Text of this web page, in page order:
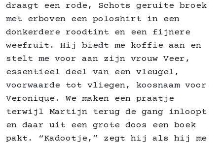
draagt een rode, Schots geruite broek
met erboven een poloshirt in een
donkerdere roodtint en een fijnere
weefruit. Hij biedt me koffie aan en
stelt me voor aan zijn vrouw Veer,
essentieel deel van een vleugel,
voorwaarde tot vliegen, koosnaam voor
Veronique. We maken een praatje
terwijl Martijn terug de gang inloopt
en daar uit een grote doos een boek
pakt. “Kadootje,” zegt hij als hij me